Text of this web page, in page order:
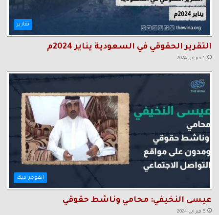
تقارير
التقرير الحقوقي في السعودية يناير 2024م
5 فبراير، 2024
انفوجرافيك
عيسى النخيفي: محامي وناشط حقوقي
5 فبراير، 2024